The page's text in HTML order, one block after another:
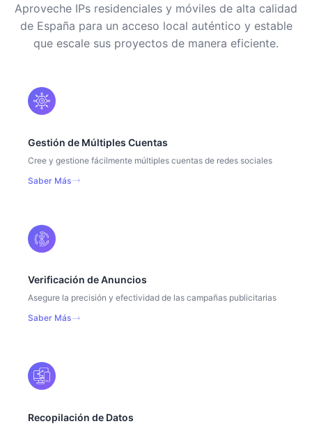
Aproveche IPs residenciales y móviles de alta calidad
de España para un acceso local auténtico y estable
que escale sus proyectos de manera eficiente.
Gestión de Múltiples Cuentas
Cree y gestione fácilmente múltiples cuentas de redes sociales
Saber Más
Verificación de Anuncios
Asegure la precisión y efectividad de las campañas publicitarias
Saber Más
Recopilación de Datos